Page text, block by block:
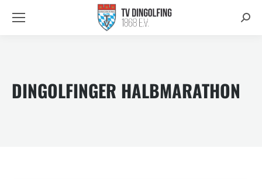
DINGOLFINGER HALBMARATHON